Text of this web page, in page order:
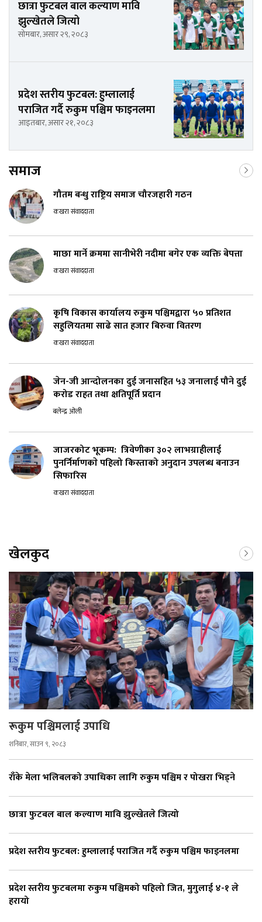
छात्रा फुटबल बाल कल्याण मावि
झुल्खेतले जित्यो
सोमबार, असार २९, २०८३
प्रदेश स्तरीय फुटबल: हुम्लालाई
पराजित गर्दै रुकुम पश्चिम फाइनलमा
आइतबार, असार २१, २०८३
समाज
गौतम बन्धु राष्ट्रिय समाज चौरजहारी गठन
कखरा संवाददाता
माछा मार्ने क्रममा सानीभेरी नदीमा बगेर एक व्यक्ति बेपत्ता
कखरा संवाददाता
कृषि विकास कार्यालय रुकुम पश्चिमद्वारा ५० प्रतिशत
सहुलियतमा साढे सात हजार बिरुवा वितरण
कखरा संवाददाता
जेन-जी आन्दोलनका दुई जनासहित ५३ जनालाई पौने दुई
करोड राहत तथा क्षतिपूर्ति प्रदान
बलेन्द्र ओली
जाजरकोट भूकम्प: त्रिवेणीका ३०२ लाभग्राहीलाई
पुनर्निर्माणकाे पहिलो किस्ताको अनुदान उपलब्ध बनाउन
सिफारिस
कखरा संवाददाता
खेलकुद
रूकुम पश्चिमलाई उपाधि
शनिबार, साउन ९, २०८३
राँके मेला भलिबलको उपाधिका लागि रुकुम पश्चिम र पोखरा भिड्ने
छात्रा फुटबल बाल कल्याण मावि झुल्खेतले जित्यो
प्रदेश स्तरीय फुटबल: हुम्लालाई पराजित गर्दै रुकुम पश्चिम फाइनलमा
प्रदेश स्तरीय फुटबलमा रुकुम पश्चिमको पहिलो जित, मुगुलाई ४-१ ले
हरायो